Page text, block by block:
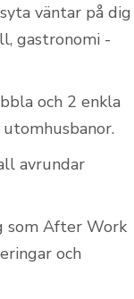
väntar på dig
gastronomi -
och 2 enkla
avrundar
som After Work
och